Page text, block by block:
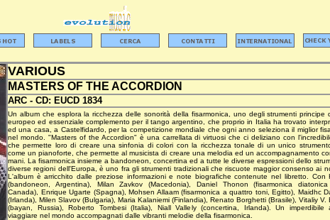
VARIOUS
MASTERS OF THE ACCORDION
ARC - CD: EUCD 1834
Un album che esplora la ricchezza delle sonorità della fisarmonica, uno degli strumenti principe
europeo ed essenziale complemento per il tango argentino, che proprio in Italia ha trovato
ed una casa, a Castelfidardo, per la competizione mondiale che ogni anno seleziona il miglior
nel mondo. "Masters of the Accordion" è una carrellata di virtuosi che ci deliziano con
che permette loro di creare una sinfonia di colori con la ricchezza tonale di un unico
come un pianoforte, che permette al musicista di creare una melodia ed un accompagnamento
mani. La fisarmonica insieme a bandoneon, concertina ed a tutte le diverse espressioni dello
diverse regioni dell'Europa, è uno fra gli strumenti tradizionali che riscuote maggior consenso ai
L'album è arricchito dalle preziose informazioni e note biografiche contenute nel libretto. Con
(bandoneon, Argentina), Milan Zavkov (Macedonia), Daniel Thonon (fisarmonica diatonica
Canada), Enrique Ugarte (Spagna), Mohsen Allaam (fisarmonica a quattro toni, Egitto), Maidhc
(Irlanda), Milen Slavov (Bulgaria), Maria Kalaniemi (Finlandia), Renato Borghetti (Brasile), Vitaliy V.
(bayan, Russia), Roberto Tombesi (Italia), Niall Vallely (concertina, Irlanda). Un imperdibile
viaggiare nel mondo accompagnati dalle vibranti melodie della fisarmonica.